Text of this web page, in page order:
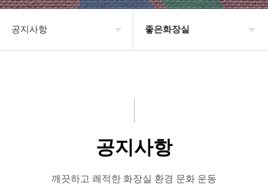
공지사항 좋은화장실
미운화장실
시민이뽑은Best&Worst
공지사항
깨끗하고 쾌적한 화장실 환경 문화 운동